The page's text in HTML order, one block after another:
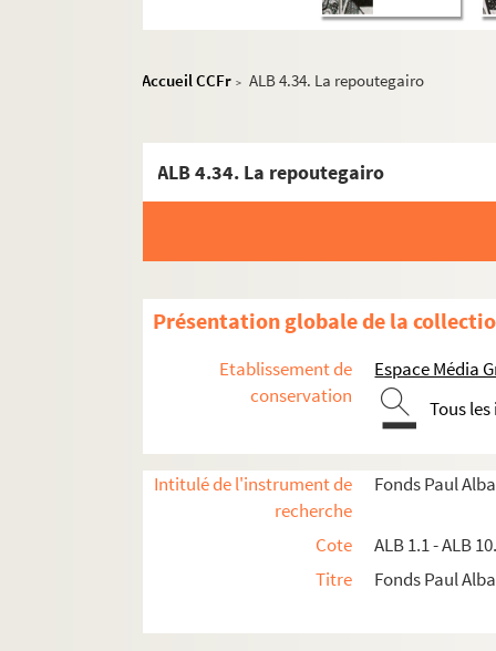
Accueil CCFr > ALB 4.34. La repoutegairo
ALB 4.34. La repoutegairo
Présentation globale de la
Etablissement de
conservation
Espace Média
Tous
Intitulé de l'instrument de
recherche
Fonds Paul
Cote
ALB 1.1 - ALB
Titre
Fonds Paul
Documents de famille
Productions littéraires de Paul Albarel
Les brouillons de Paul Albarel
Poèmes, chansons
Pièces de théâtre, opérette
ALB 4.30. Bibo lou bi